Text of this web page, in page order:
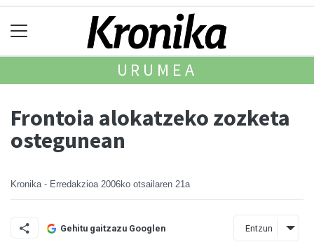
URUMEA
Frontoia alokatzeko zozketa
ostegunean
Kronika - Erredakzioa 2006ko otsailaren 21a
Gehitu gaitzazu Googlen Entzun